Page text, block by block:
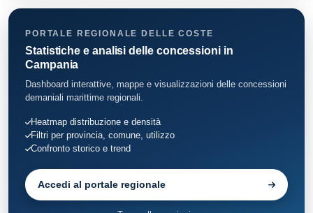
Monte di Procida
Napoli
Piano di Sorrento
Portici
Ercolano 46
PORTALE REGIONALE DELLE COSTE
Statistiche e analisi delle concessioni in
Campania
Dashboard interattive, mappe e visualizzazioni delle concessioni
demaniali marittime regionali.
Heatmap distribuzione e densità
Filtri per provincia, comune, utilizzo
Confronto storico e trend
Accedi al portale regionale